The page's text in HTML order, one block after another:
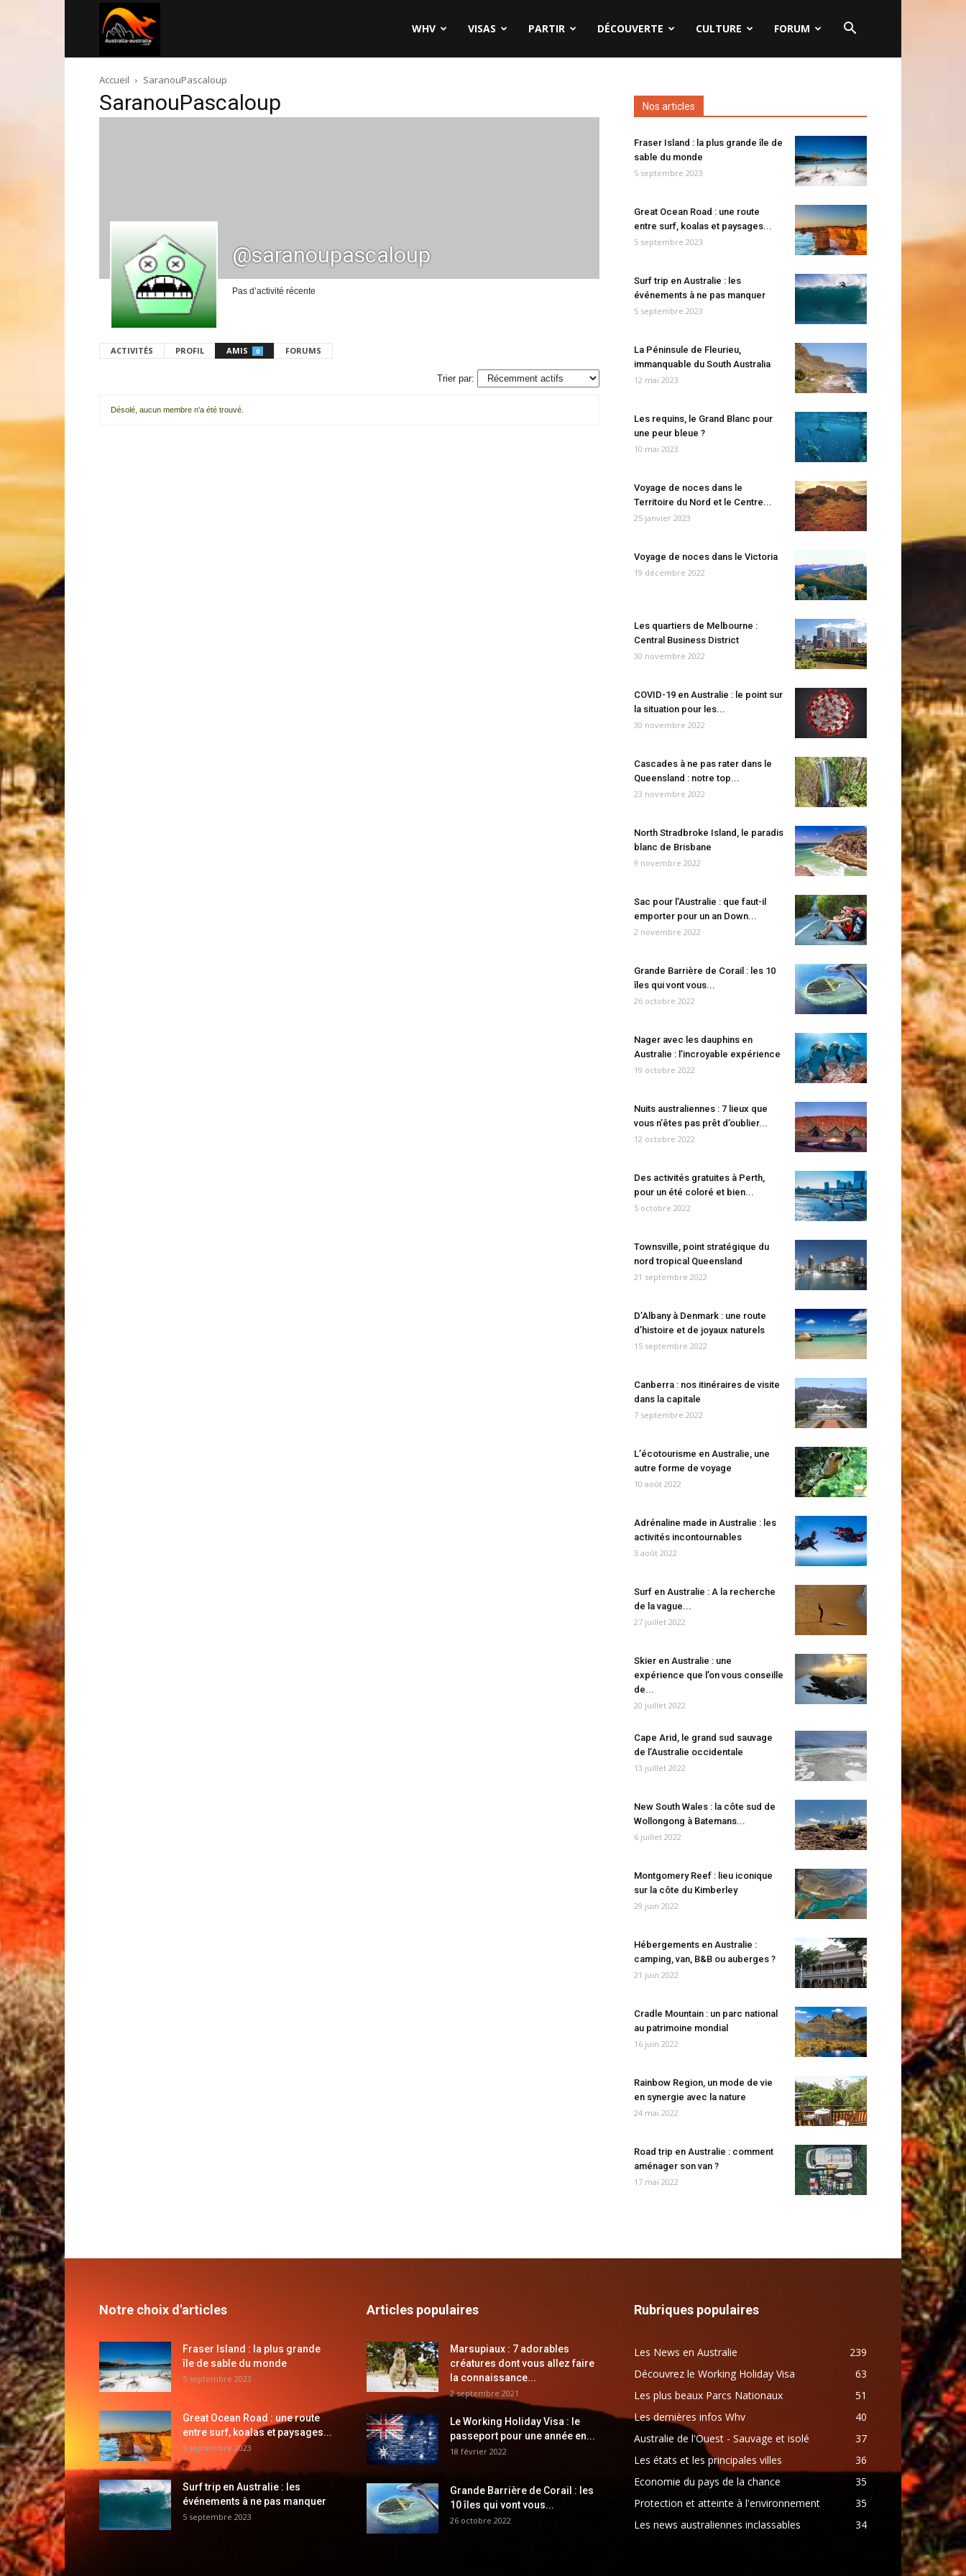
australie.com
WHV VISAS PARTIR DÉCOUVERTE CULTURE FORUM
Accueil SaranouPascaloup
SaranouPascaloup
@saranoupascaloup
Pas d’activité récente
ACTIVITÉS PROFIL AMIS 0 FORUMS
Trier par:
Désolé, aucun membre n'a été trouvé.
Nos articles
Fraser Island : la plus grande île de
sable du monde
5 septembre 2023
Great Ocean Road : une route
entre surf, koalas et paysages...
5 septembre 2023
Surf trip en Australie : les
événements à ne pas manquer
5 septembre 2023
La Péninsule de Fleurieu,
immanquable du South Australia
12 mai 2023
Les requins, le Grand Blanc pour
une peur bleue ?
10 mai 2023
Voyage de noces dans le
Territoire du Nord et le Centre...
25 janvier 2023
Voyage de noces dans le Victoria
19 décembre 2022
Les quartiers de Melbourne :
Central Business District
30 novembre 2022
COVID-19 en Australie : le point sur
la situation pour les...
30 novembre 2022
Cascades à ne pas rater dans le
Queensland : notre top...
23 novembre 2022
North Stradbroke Island, le paradis
blanc de Brisbane
9 novembre 2022
Sac pour l’Australie : que faut-il
emporter pour un an Down...
2 novembre 2022
Grande Barrière de Corail : les 10
îles qui vont vous...
26 octobre 2022
Nager avec les dauphins en
Australie : l’incroyable expérience
19 octobre 2022
Nuits australiennes : 7 lieux que
vous n’êtes pas prêt d’oublier...
12 octobre 2022
Des activités gratuites à Perth,
pour un été coloré et bien...
5 octobre 2022
Townsville, point stratégique du
nord tropical Queensland
21 septembre 2022
D’Albany à Denmark : une route
d’histoire et de joyaux naturels
15 septembre 2022
Canberra : nos itinéraires de visite
dans la capitale
7 septembre 2022
L’écotourisme en Australie, une
autre forme de voyage
10 août 2022
Adrénaline made in Australie : les
activités incontournables
3 août 2022
Surf en Australie : A la recherche
de la vague...
27 juillet 2022
Skier en Australie : une
expérience que l’on vous conseille
de...
20 juillet 2022
Cape Arid, le grand sud sauvage
de l’Australie occidentale
13 juillet 2022
New South Wales : la côte sud de
Wollongong à Batemans...
6 juillet 2022
Montgomery Reef : lieu iconique
sur la côte du Kimberley
29 juin 2022
Hébergements en Australie :
camping, van, B&B ou auberges ?
21 juin 2022
Cradle Mountain : un parc national
au patrimoine mondial
16 juin 2022
Rainbow Region, un mode de vie
en synergie avec la nature
24 mai 2022
Road trip en Australie : comment
aménager son van ?
17 mai 2022
Notre choix d'articles
Fraser Island : la plus grande
île de sable du monde
5 septembre 2023
Great Ocean Road : une route
entre surf, koalas et paysages...
5 septembre 2023
Surf trip en Australie : les
événements à ne pas manquer
5 septembre 2023
Articles populaires
Marsupiaux : 7 adorables
créatures dont vous allez faire
la connaissance...
2 septembre 2021
Le Working Holiday Visa : le
passeport pour une année en...
18 février 2022
Grande Barrière de Corail : les
10 îles qui vont vous...
26 octobre 2022
Rubriques populaires
Les News en Australie
239
Découvrez le Working Holiday Visa
63
Les plus beaux Parcs Nationaux
51
Les dernières infos Whv
40
Australie de l'Ouest - Sauvage et isolé
37
Les états et les principales villes
36
Economie du pays de la chance
35
Protection et atteinte à l'environnement
35
Les news australiennes inclassables
34